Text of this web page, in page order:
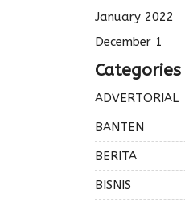
January 2022
December 1
Categories
ADVERTORIAL
BANTEN
BERITA
BISNIS